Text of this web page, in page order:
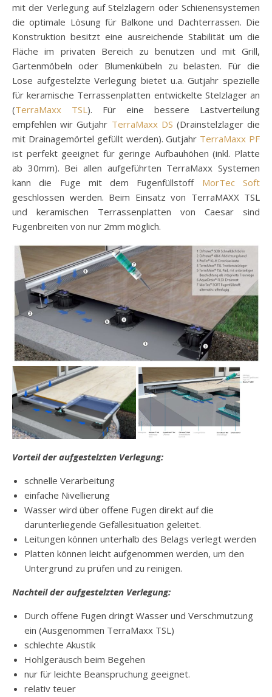
mit der Verlegung auf Stelzlagern oder Schienensystemen
die optimale Lösung für Balkone und Dachterrassen. Die
Konstruktion besitzt eine ausreichende Stabilität um die
Fläche im privaten Bereich zu benutzen und mit Grill,
Gartenmöbeln oder Blumenkübeln zu belasten. Für die
Lose aufgestelzte Verlegung bietet u.a. Gutjahr spezielle
für keramische Terrassenplatten entwickelte Stelzlager an
(TerraMaxx TSL ). Für eine bessere Lastverteilung
empfehlen wir Gutjahr TerraMaxx DS (Drainstelzlager die
mit Drainagemörtel gefüllt werden). Gutjahr TerraMaxx PF
ist perfekt geeignet für geringe Aufbauhöhen (inkl. Platte
ab 30mm). Bei allen aufgeführten TerraMaxx Systemen
kann die Fuge mit dem Fugenfüllstoff MorTec Soft
geschlossen werden. Beim Einsatz von TerraMAXX TSL
und keramischen Terrassenplatten von Caesar sind
Fugenbreiten von nur 2mm möglich.
Vorteil der aufgestelzten Verlegung:
schnelle Verarbeitung
einfache Nivellierung
Wasser wird über offene Fugen direkt auf die
darunterliegende Gefällesituation geleitet.
Leitungen können unterhalb des Belags verlegt werden
Platten können leicht aufgenommen werden, um den
Untergrund zu prüfen und zu reinigen.
Nachteil der aufgestelzten Verlegung:
Durch offene Fugen dringt Wasser und Verschmutzung
ein (Ausgenommen TerraMaxx TSL)
schlechte Akustik
Hohlgeräusch beim Begehen
nur für leichte Beanspruchung geeignet.
relativ teuer